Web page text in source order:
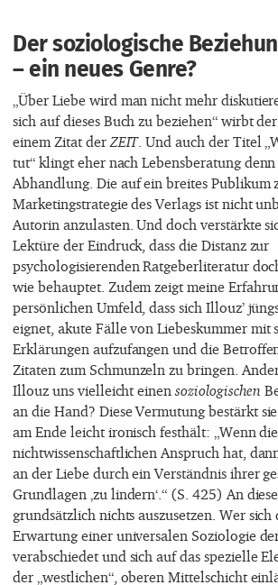
Der soziologische
– ein neues Genre?
„Über Liebe wird man nicht mehr
sich auf dieses Buch zu beziehen“ wirbt
einem Zitat der ZEIT. Und auch der Titel
tut“ klingt eher nach Lebensberatung
Abhandlung. Die auf ein breites Publikum
Marketingstrategie des Verlags ist nicht
Autorin anzulasten. Und doch verstärkte
Lektüre der Eindruck, dass die Distanz zur
psychologisierenden Ratgeberliteratur
wie behauptet. Zudem zeigt meine
persönlichen Umfeld, dass sich Illouz’
eignet, akute Fälle von Liebeskummer mit
Erklärungen aufzufangen und die
Zitaten zum Schmunzeln zu bringen.
Illouz uns vielleicht einensoziologischen
an die Hand? Diese Vermutung bestärkt
am Ende leicht ironisch festhält: „Wenn
nichtwissenschaftlichen Anspruch hat, dann
an der Liebe durch ein Verständnis ihrer
Grundlagen ‚zu lindern‘.“ (S. 425) An
grundsätzlich nichts auszusetzen. Wer
Erwartung einer universalen Soziologie
verabschiedet und sich auf das spezielle
der „westlichen“, oberen Mittelschicht